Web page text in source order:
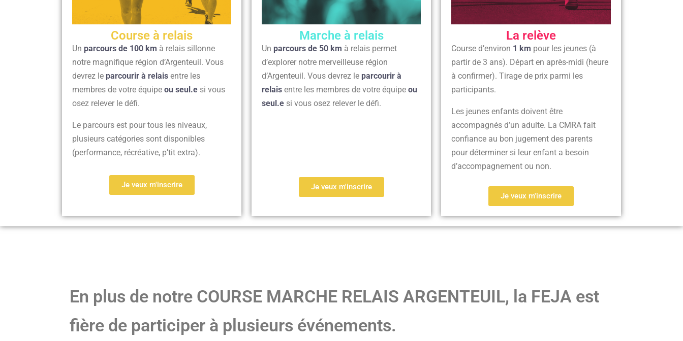
Course à relais
Un parcours de 100 km à relais sillonne
notre magnifique région d’Argenteuil. Vous
devrez le parcourir à relais entre les
membres de votre équipeou seul.e si vous
osez relever le défi.
Le parcours est pour tous les niveaux,
plusieurs catégories sont disponibles
(performance, récréative, p’tit extra).
Je veux m'inscrire
Marche à relais
Un parcours de 50 km à relais permet
d’explorer notre merveilleuse région
d’Argenteuil. Vous devrez le parcourir à
relais entre les membres de votre équipeou
seul.e si vous osez relever le défi.
Je veux m'inscrire
La relève
Course d’environ 1 km pour les jeunes (à
partir de 3 ans). Départ en après-midi (heure
à confirmer).Tirage de prix parmi les
participants.
Les jeunes enfants doivent être
accompagnés d’un adulte. La CMRA fait
confiance au bon jugement des parents
pour déterminer si leur enfant a besoin
d’accompagnement ou non.
Je veux m'inscrire
En plus de notre COURSE MARCHE RELAIS ARGENTEUIL, la FEJA est
fière de participer à plusieurs événements.